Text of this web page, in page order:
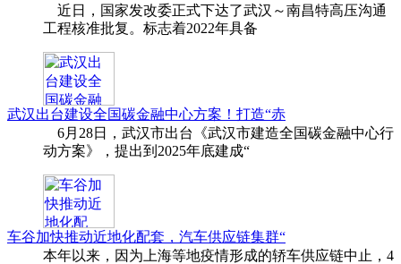
近日，国家发改委正式下达了武汉～南昌特高压沟通
工程核准批复。标志着2022年具备
武汉出台建设全国碳金融中心方案！打造“赤
6月28日，武汉市出台《武汉市建造全国碳金融中心行
动方案》，提出到2025年底建成“
车谷加快推动近地化配套，汽车供应链集群“
本年以来，因为上海等地疫情形成的轿车供应链中止，4